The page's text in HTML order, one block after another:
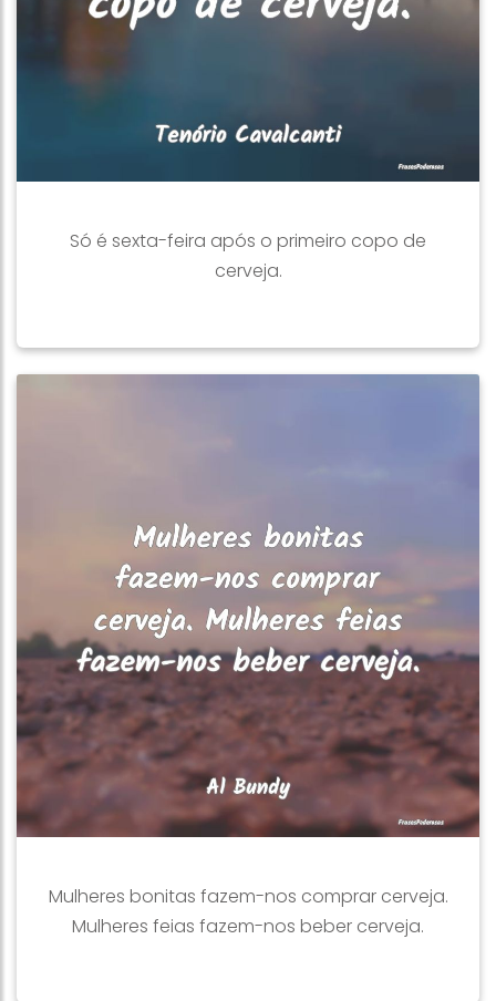
Só é sexta-feira após o primeiro copo de
cerveja.
Mulheres bonitas fazem-nos comprar cerveja.
Mulheres feias fazem-nos beber cerveja.